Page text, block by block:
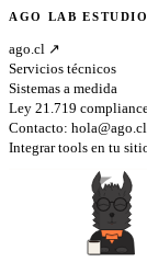
AGO LAB ESTUDIO
ago.cl ↗
Servicios técnicos
Sistemas a medida
Ley 21.719
Contacto: hola@ago.cl
Integrar tools en tu